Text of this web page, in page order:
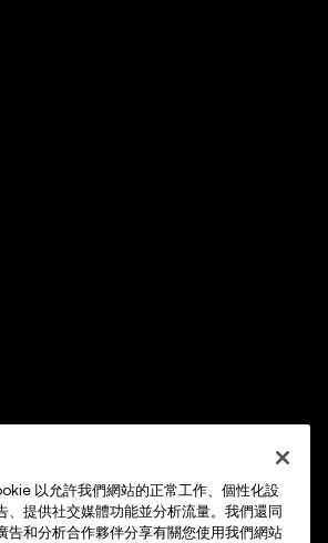
以允許我們網站的正常工作、個性化設
、提供社交媒體功能並分析流量。我們還同
告和分析合作夥伴分享有關您使用我們網站